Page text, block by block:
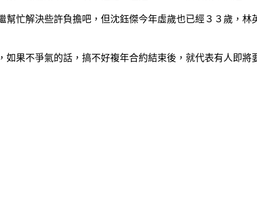
忙解決些許負擔吧，但沈鈺傑今年虛歲也已經３３歲，
果不爭氣的話，搞不好複年合約結束後，就代表有人即將